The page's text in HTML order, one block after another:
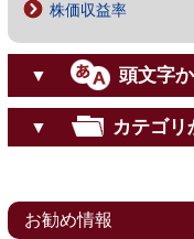
株価収益率
▼ 頭文字
▼ カテゴリ
お勧め情報